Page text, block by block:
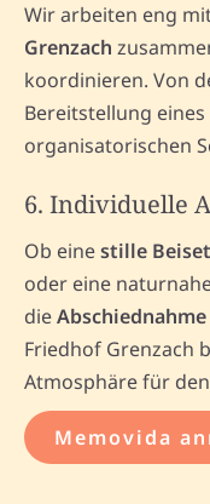
Wir arbeiten eng
Grenzach
koordinieren. Von
Bereitstellung
organisatorischen
6. Individuelle
Ob einestille
oder eine
die
Friedhof Grenzach
Atmosphäre für
Memovida